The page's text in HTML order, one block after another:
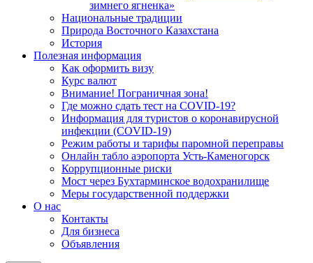
зимнего ягненка»
Национальные традиции
Природа Восточного Казахстана
История
Полезная информация
Как оформить визу
Курс валют
Внимание! Пограничная зона!
Где можно сдать тест на COVID-19?
Информация для туристов о коронавирусной
инфекции (COVID-19)
Режим работы и тарифы паромной переправы
Онлайн табло аэропорта Усть-Каменогорск
Коррупционные риски
Мост через Бухтарминское водохранилище
Меры государственной поддержки
О нас
Контакты
Для бизнеса
Объявления